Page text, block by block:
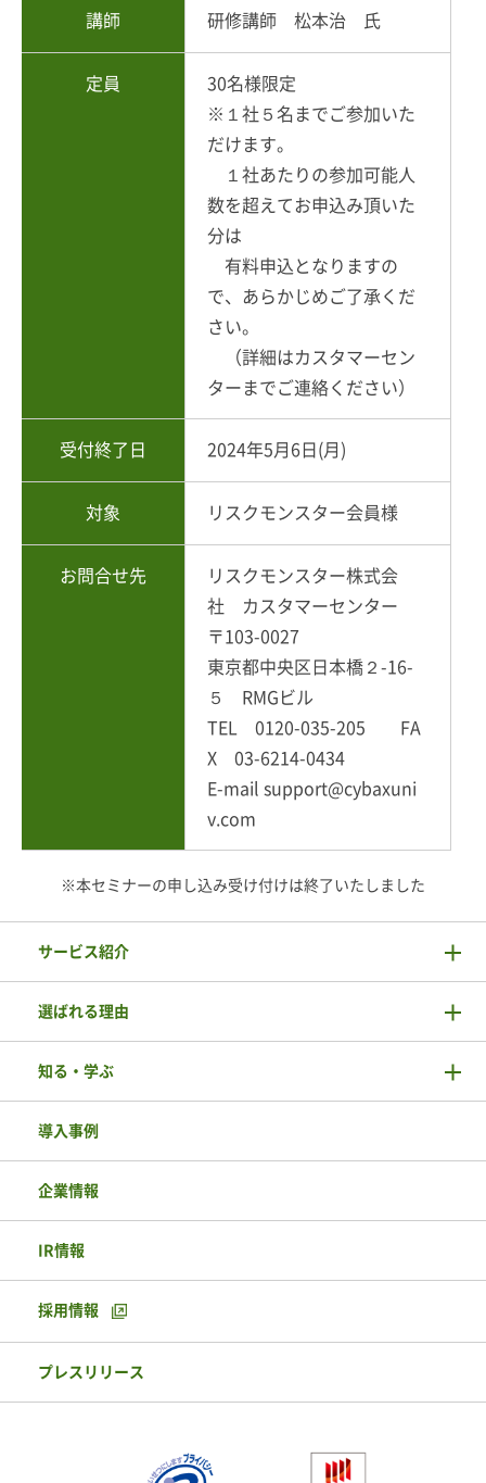
講師 研修講師 松本治 氏
定員
30名様限定
※１社５名までご参加いた
だけます。
１社あたりの参加可能人
数を超えてお申込み頂いた
分は
有料申込となりますの
で、あらかじめご了承くだ
さい。
（詳細はカスタマーセン
ターまでご連絡ください）
受付終了日 2024年5月6日(月)
対象 リスクモンスター会員様
お問合せ先
リスクモンスター株式会
社 カスタマーセンター
〒103-0027
東京都中央区日本橋２-16-
５ RMGビル
TEL 0120-035-205 FA
X 03-6214-0434
E-mail support@cybaxuni
v.com
※本セミナーの申し込み受け付けは終了いたしました
サービス紹介
選ばれる理由
知る・学ぶ
導入事例
企業情報
IR情報
採用情報
プレスリリース